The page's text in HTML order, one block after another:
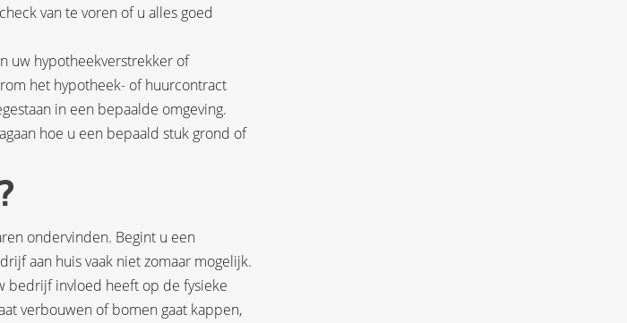
van te voren of u alles goed
uw hypotheekverstrekker of
het hypotheek- of huurcontract
in een bepaalde omgeving.
hoe u een bepaald stuk grond of
ondervinden. Begint u een
aan huis vaak niet zomaar mogelijk.
bedrijf invloed heeft op de fysieke
verbouwen of bomen gaat kappen,